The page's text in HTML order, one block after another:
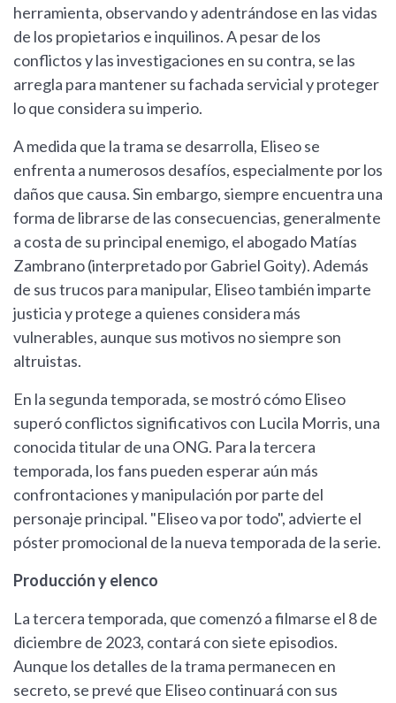
herramienta, observando y adentrándose en las vidas
de los propietarios e inquilinos. A pesar de los
conflictos y las investigaciones en su contra, se las
arregla para mantener su fachada servicial y proteger
lo que considera su imperio.
A medida que la trama se desarrolla, Eliseo se
enfrenta a numerosos desafíos, especialmente por los
daños que causa. Sin embargo, siempre encuentra una
forma de librarse de las consecuencias, generalmente
a costa de su principal enemigo, el abogado Matías
Zambrano (interpretado por Gabriel Goity). Además
de sus trucos para manipular, Eliseo también imparte
justicia y protege a quienes considera más
vulnerables, aunque sus motivos no siempre son
altruistas.
En la segunda temporada, se mostró cómo Eliseo
superó conflictos significativos con Lucila Morris, una
conocida titular de una ONG. Para la tercera
temporada, los fans pueden esperar aún más
confrontaciones y manipulación por parte del
personaje principal. "Eliseo va por todo", advierte el
póster promocional de la nueva temporada de la serie.
Producción y elenco
La tercera temporada, que comenzó a filmarse el 8 de
diciembre de 2023, contará con siete episodios.
Aunque los detalles de la trama permanecen en
secreto, se prevé que Eliseo continuará con sus